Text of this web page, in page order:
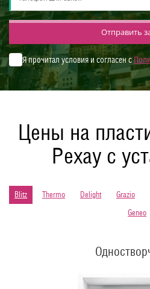
Отправить
Я прочитал условия и согласен с
Цены на
Рехау с
Blitz Thermo Delight Grazio
Geneo